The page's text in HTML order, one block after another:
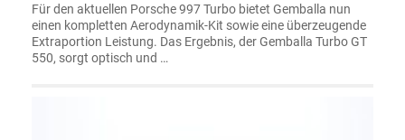
Für den aktuellen Porsche 997 Turbo bietet Gemballa nun
einen kompletten Aerodynamik-Kit sowie eine überzeugende
Extraportion Leistung. Das Ergebnis, der Gemballa Turbo GT
550, sorgt optisch und …